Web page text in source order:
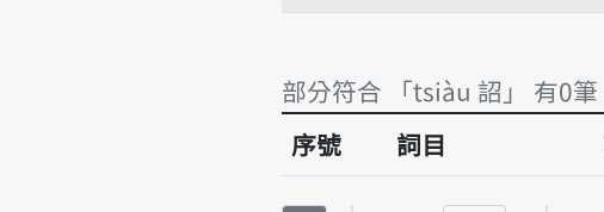
部分符合 「tsiàu 詔」 有0筆
序號 詞目